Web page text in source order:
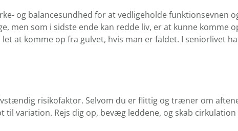
og balancesundhed for at vedligeholde funktionsevnen
men som i sidste ende kan redde liv, er at kunne komme
at komme op fra gulvet, hvis man er faldet. I seniorlivet
risikofaktor. Selvom du er flittig og træner om
variation. Rejs dig op, bevæg leddene, og skab